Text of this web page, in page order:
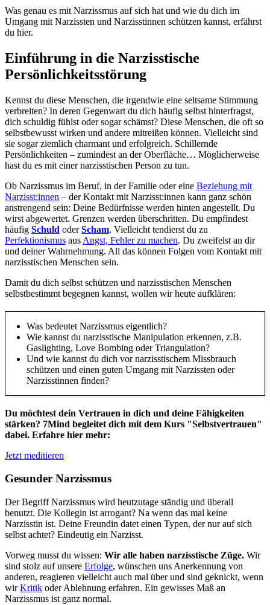
Was genau es mit Narzissmus auf sich hat und wie du dich im
Umgang mit Narzissten und Narzisstinnen schützen kannst, erfährst
du hier.
Einführung in die Narzisstische
Persönlichkeitsstörung
Kennst du diese Menschen, die irgendwie eine seltsame Stimmung
verbreiten? In deren Gegenwart du dich häufig selbst hinterfragst,
dich schuldig fühlst oder sogar schämst? Diese Menschen, die oft so
selbstbewusst wirken und andere mitreißen können. Vielleicht sind
sie sogar ziemlich charmant und erfolgreich. Schillernde
Persönlichkeiten – zumindest an der Oberfläche… Möglicherweise
hast du es mit einer narzisstischen Person zu tun.
Ob Narzissmus im Beruf, in der Familie oder eine Beziehung mit
Narzisst:innen – der Kontakt mit Narzisst:innen kann ganz schön
anstrengend sein: Deine Bedürfnisse werden hinten angestellt. Du
wirst abgewertet. Grenzen werden überschritten. Du empfindest
häufig Schuld oderScham. Vielleicht tendierst du zu
Perfektionismus aus Angst, Fehler zu machen. Du zweifelst an dir
und deiner Wahrnehmung. All das können Folgen vom Kontakt mit
narzisstischen Menschen sein.
Damit du dich selbst schützen und narzisstischen Menschen
selbstbestimmt begegnen kannst, wollen wir heute aufklären:
Was bedeutet Narzissmus eigentlich?
Wie kannst du narzisstische Manipulation erkennen, z.B.
Gaslighting, Love Bombing oder Triangulation?
Und wie kannst du dich vor narzisstischem Missbrauch
schützen und einen guten Umgang mit Narzissten oder
Narzisstinnen finden?
Du möchtest dein Vertrauen in dich und deine Fähigkeiten
stärken? 7Mind begleitet dich mit dem Kurs "Selbstvertrauen"
dabei. Erfahre hier mehr:
Jetzt meditieren
Gesunder Narzissmus
Der Begriff Narzissmus wird heutzutage ständig und überall
benutzt. Die Kollegin ist arrogant? Na wenn das mal keine
Narzisstin ist. Deine Freundin datet einen Typen, der nur auf sich
selbst achtet? Eindeutig ein Narzisst.
Vorweg musst du wissen: Wir alle haben narzisstische Züge. Wir
sind stolz auf unsere Erfolge, wünschen uns Anerkennung von
anderen, reagieren vielleicht auch mal über und sind geknickt, wenn
wirKritik oder Ablehnung erfahren. Ein gewisses Maß an
Narzissmus ist ganz normal.